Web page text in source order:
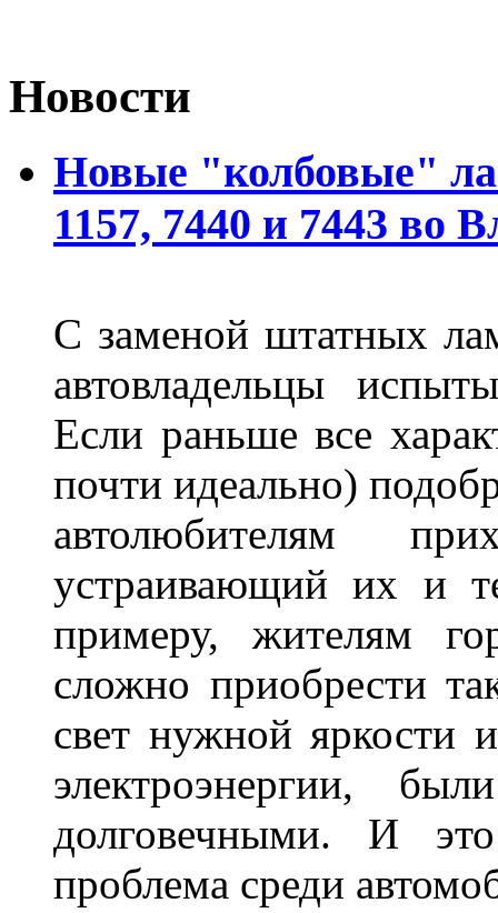
Новости
Новые "колбовые"
1157, 7440 и 7443 во
С заменой штатных
автовладельцы
Если раньше все
почти идеально)
автолюбителям
устраивающий их и
примеру, жителям
сложно приобрести
свет нужной яркости
электроэнергии,
долговечными. И
проблема среди